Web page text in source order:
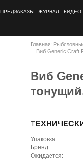
ПРЕДЗАКАЗЫ ЖУРНАЛ ВИДЕО
Главная:
Виб Generic Craft
Виб
Упаковка:
Бренд:
Ожидается: